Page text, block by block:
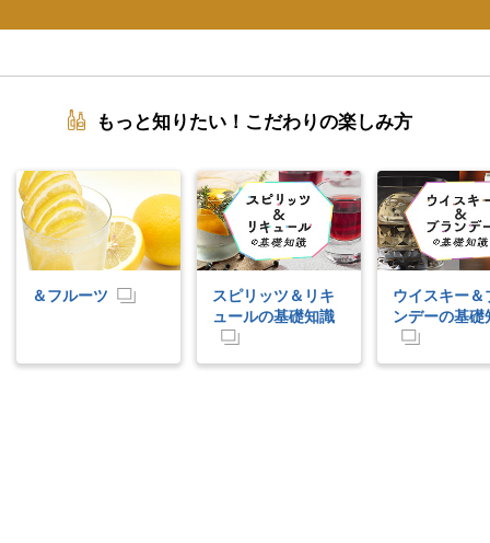
もっと知りたい！こだわりの楽しみ方
＆フルーツ
スピリッツ＆リキ
ュールの基礎知識
ウイスキー＆
ンデーの基礎